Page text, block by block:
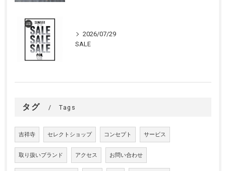
2026/07/29
SALE
タグ Tags
吉祥寺 セレクトショップ コンセプト サービス
取り扱いブランド アクセス お問い合わせ